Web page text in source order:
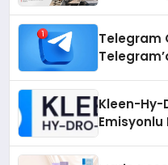
Telegram
Kleen-Hy-
Emisyonlu